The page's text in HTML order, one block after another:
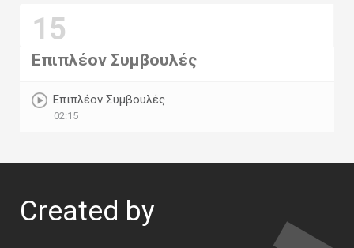
15
Επιπλέον Συμβουλές
Επιπλέον Συμβουλές
02:15
Created by